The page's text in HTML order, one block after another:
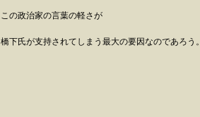
この政治家の言葉の軽さが
橋下氏が支持されてしまう最大の要因なのであろう。